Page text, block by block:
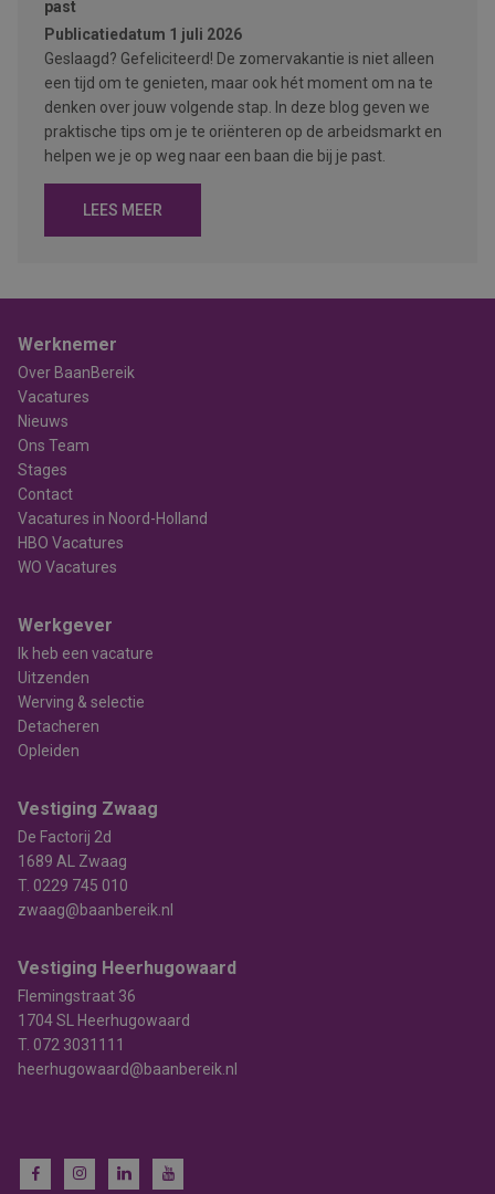
past
Publicatiedatum 1 juli 2026
Geslaagd? Gefeliciteerd! De zomervakantie is niet alleen
een tijd om te genieten, maar ook hét moment om na te
denken over jouw volgende stap. In deze blog geven we
praktische tips om je te oriënteren op de arbeidsmarkt en
helpen we je op weg naar een baan die bij je past.
LEES MEER
Werknemer
Over BaanBereik
Vacatures
Nieuws
Ons Team
Stages
Contact
Vacatures in Noord-Holland
HBO Vacatures
WO Vacatures
Werkgever
Ik heb een vacature
Uitzenden
Werving & selectie
Detacheren
Opleiden
Vestiging Zwaag
De Factorij 2d
1689 AL Zwaag
T. 0229 745 010
zwaag@baanbereik.nl
Vestiging Heerhugowaard
Flemingstraat 36
1704 SL Heerhugowaard
T. 072 3031111
heerhugowaard@baanbereik.nl